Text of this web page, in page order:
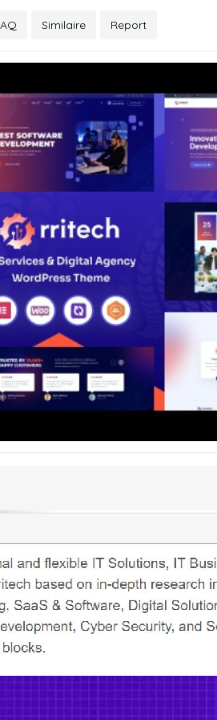
Similaire Report